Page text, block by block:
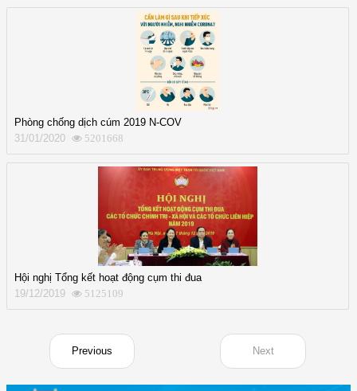
Phòng chống dịch cúm 2019 N-COV
31/01/2020
5201668
Hội nghị Tổng kết hoạt động cụm thi đua
19/12/2019
5125109
Previous Next